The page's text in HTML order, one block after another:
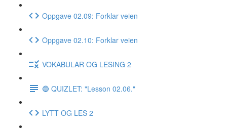
Oppgave 02.09: Forklar veien
Oppgave 02.10: Forklar veien
VOKABULAR OG LESING 2
🔵 QUIZLET: "Lesson 02.06."
LYTT OG LES 2